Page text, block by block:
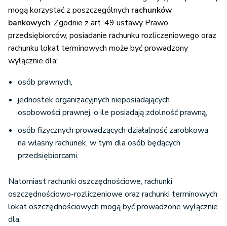
mogą korzystać z poszczególnych rachunków
bankowych. Zgodnie z art. 49 ustawy Prawo
przedsiębiorców, posiadanie rachunku rozliczeniowego oraz
rachunku lokat terminowych może być prowadzony
wyłącznie dla:
osób prawnych,
jednostek organizacyjnych nieposiadających
osobowości prawnej, o ile posiadają zdolność prawną,
osób fizycznych prowadzących działalność zarobkową
na własny rachunek, w tym dla osób będących
przedsiębiorcami.
Natomiast rachunki oszczędnościowe, rachunki
oszczędnościowo-rozliczeniowe oraz rachunki terminowych
lokat oszczędnościowych mogą być prowadzone wyłącznie
dla: